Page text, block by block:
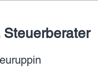
Steuerberater